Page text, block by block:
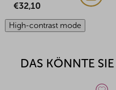
€7,70
High-contrast mode
DAS KÖNNTE